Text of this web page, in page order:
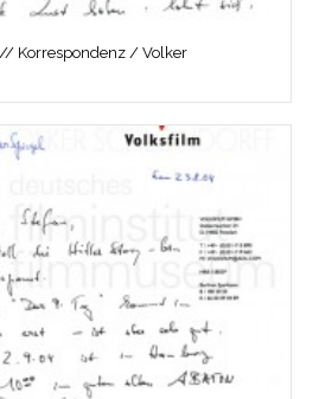
// Korrespondenz / Volker